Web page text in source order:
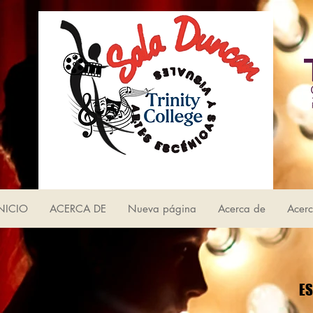
ACERCA DE Nueva página Acerca de